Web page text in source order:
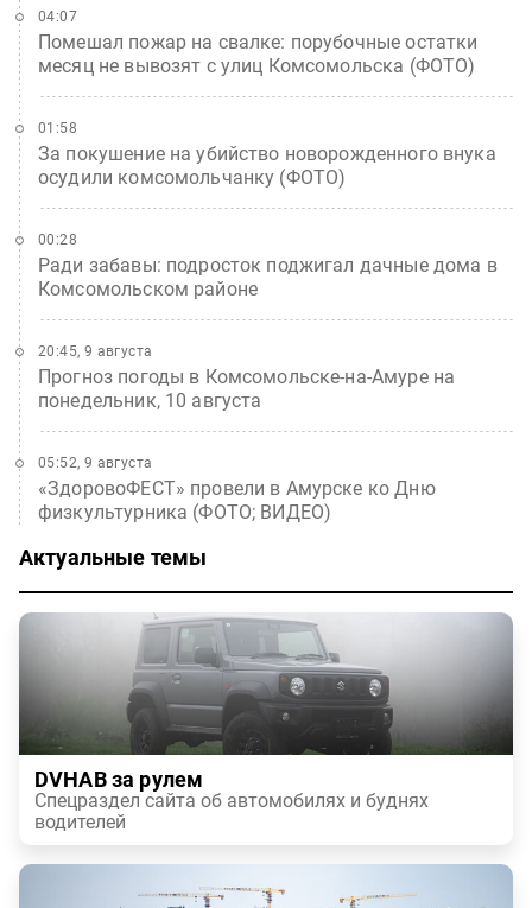
Помешал пожар на свалке: порубочные остатки
месяц не вывозят с улиц Комсомольска (ФОТО)
04:07
За покушение на убийство новорожденного внука
осудили комсомольчанку (ФОТО)
01:58
Ради забавы: подросток поджигал дачные дома в
Комсомольском районе
00:28
Прогноз погоды в Комсомольске-на-Амуре на
понедельник, 10 августа
20:45, 9 августа
«ЗдоровоФЕСТ» провели в Амурске ко Дню
физкультурника (ФОТО; ВИДЕО)
05:52, 9 августа
Актуальные темы
DVHAB за рулем
Спецраздел сайта об автомобилях и буднях
водителей